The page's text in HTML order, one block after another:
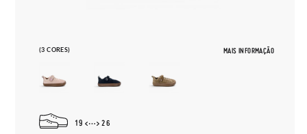
(3 CORES) MAIS INFORMAÇÃO
19 26